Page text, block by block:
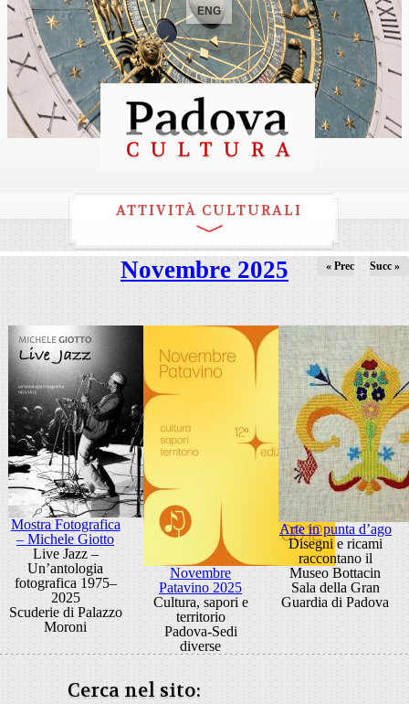
ENG
ATTIVITÀ CULTURALI
Novembre 2025 « Prec Succ »
Mostra Fotografica
– Michele Giotto
Live Jazz –
Un’antologia
fotografica 1975–
2025
Scuderie di Palazzo
Moroni
Novembre
Patavino 2025
Cultura, sapori e
territorio
Padova-Sedi
diverse
Arte in punta d’ago
Disegni e ricami
raccontano il
Museo Bottacin
Sala della Gran
Guardia di Padova
Cerca nel sito: